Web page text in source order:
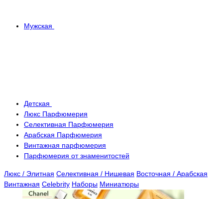
Мужская
Детская
Люкс Парфюмерия
Селективная Парфюмерия
Арабская Парфюмерия
Винтажная парфюмерия
Парфюмерия от знаменитостей
Люкс / Элитная Селективная / Нишевая Восточная / Арабская
Винтажная Celebrity Наборы Миниатюры